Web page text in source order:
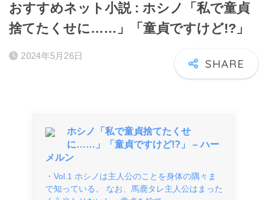
おすすめネット小説 : ホシノ「私で童貞
捨てたくせに……」「童貞ですけど!?」
2024年5月26日
ホシノ「私で童貞捨てたくせ
に……」「童貞ですけど!?」 – ハー
メルン
・Vol.1 ホシノは主人公のことを身体の隅々ま
で知っている。 なお、馬鹿タレ主人公はまった